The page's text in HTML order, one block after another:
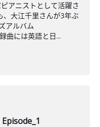
アニストとして活躍さ
、大江千里さんが3年ぶ
アルバム
曲には英語と日...